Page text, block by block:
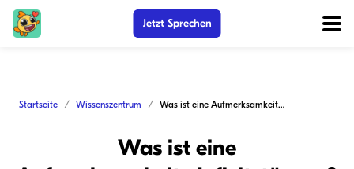
Jetzt Sprechen
Startseite Wissenszentrum Was ist eine Aufmerksamkeitsdefizitstörung?
Was ist eine